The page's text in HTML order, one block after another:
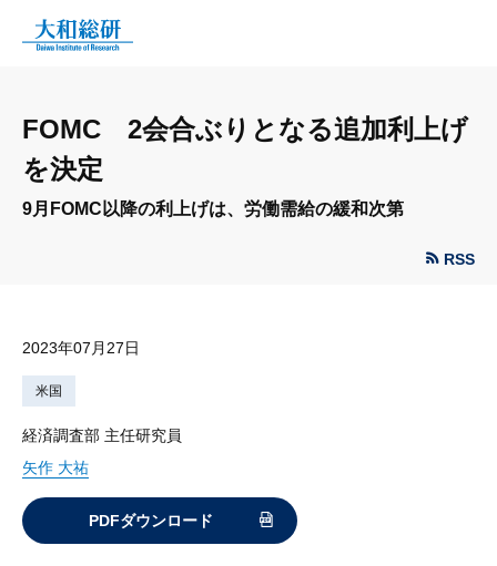
FOMC 2会合ぶりとなる追加利上げ
を決定
9月FOMC以降の利上げは、労働需給の緩和次第
RSS
2023年07月27日
米国
経済調査部 主任研究員
矢作 大祐
PDFダウンロード